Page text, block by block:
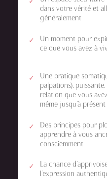
dans votre vérité et
généralement
Un moment pour
ce que vous avez à
Une pratique
palpations),
relation que vous
même jusqu’à présent
Des principes pour
apprendre à vous
consciemment
La chance
l’expression